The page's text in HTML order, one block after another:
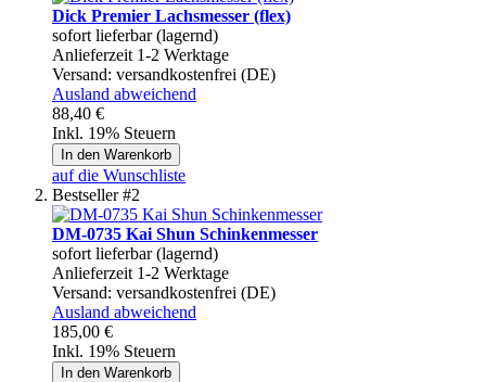
Dick Premier Lachsmesser (flex)
sofort lieferbar (lagernd)
Anlieferzeit 1-2 Werktage
Versand: versandkostenfrei (DE)
Ausland abweichend
88,40 €
Inkl. 19% Steuern
In den Warenkorb
auf die Wunschliste
Bestseller #2
DM-0735 Kai Shun Schinkenmesser
sofort lieferbar (lagernd)
Anlieferzeit 1-2 Werktage
Versand: versandkostenfrei (DE)
Ausland abweichend
185,00 €
Inkl. 19% Steuern
In den Warenkorb